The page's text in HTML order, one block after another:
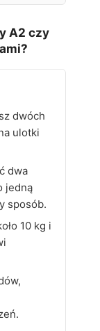
A2 czy
dwóch
ulotki
dwa
jedną
sposób.
10 kg i